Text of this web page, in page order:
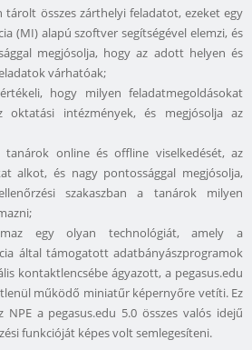
összes zárthelyi feladatot, ezeket egy
(MI) alapú szoftver segítségével elemzi, és
megjósolja, hogy az adott helyen és
várhatóak;
hogy milyen feladatmegoldásokat
intézmények, és megjósolja az
online és offline viselkedését, az
alkot, és nagy pontossággal megjósolja,
szakaszban a tanárok milyen
egy olyan technológiát, amely a
által támogatott adatbányászprogramok
kontaktlencsébe ágyazott, a pegasus.edu
működő miniatűr képernyőre vetíti. Ez
NPE a pegasus.edu 5.0 összes valós idejű
funkcióját képes volt semlegesíteni.